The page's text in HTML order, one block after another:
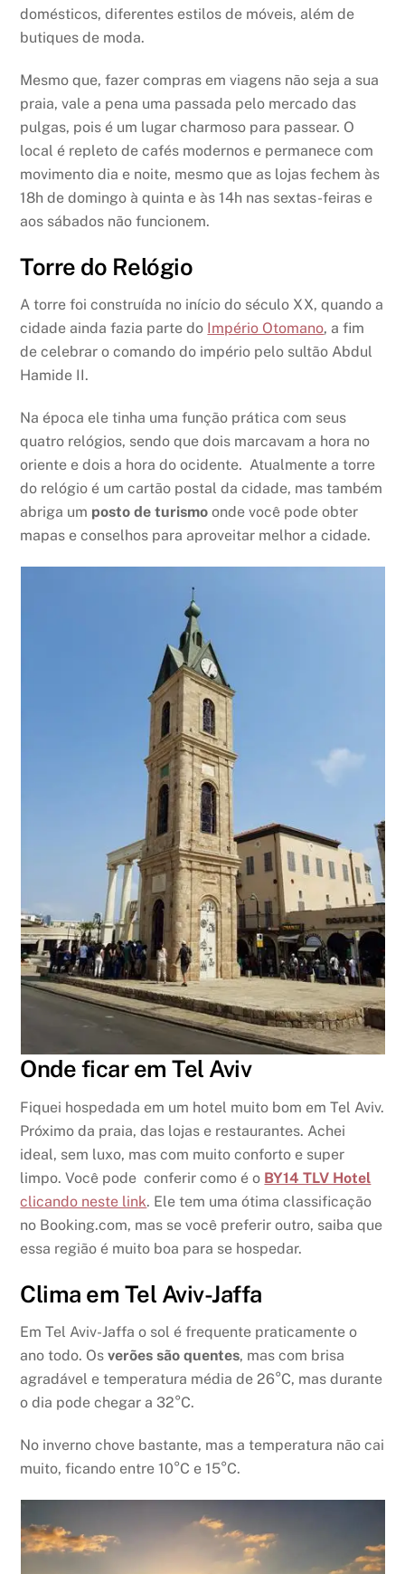
domésticos, diferentes estilos de móveis, além de
butiques de moda.
Mesmo que, fazer compras em viagens não seja a sua
praia, vale a pena uma passada pelo mercado das
pulgas, pois é um lugar charmoso para passear. O
local é repleto de cafés modernos e permanece com
movimento dia e noite, mesmo que as lojas fechem às
18h de domingo à quinta e às 14h nas sextas-feiras e
aos sábados não funcionem.
Torre do Relógio
A torre foi construída no início do século XX, quando a
cidade ainda fazia parte do Império Otomano, a fim
de celebrar o comando do império pelo sultão Abdul
Hamide II.
Na época ele tinha uma função prática com seus
quatro relógios, sendo que dois marcavam a hora no
oriente e dois a hora do ocidente. Atualmente a torre
do relógio é um cartão postal da cidade, mas também
abriga um posto de turismo onde você pode obter
mapas e conselhos para aproveitar melhor a cidade.
Onde ficar em Tel Aviv
Fiquei hospedada em um hotel muito bom em Tel Aviv.
Próximo da praia, das lojas e restaurantes. Achei
ideal, sem luxo, mas com muito conforto e super
limpo. Você pode conferir como é o BY14 TLV Hotel
clicando neste link. Ele tem uma ótima classificação
no Booking.com, mas se você preferir outro, saiba que
essa região é muito boa para se hospedar.
Clima em Tel Aviv-Jaffa
Em Tel Aviv-Jaffa o sol é frequente praticamente o
ano todo. Osverões são quentes, mas com brisa
agradável e temperatura média de 26°C, mas durante
o dia pode chegar a 32°C.
No inverno chove bastante, mas a temperatura não cai
muito, ficando entre 10°C e 15°C.